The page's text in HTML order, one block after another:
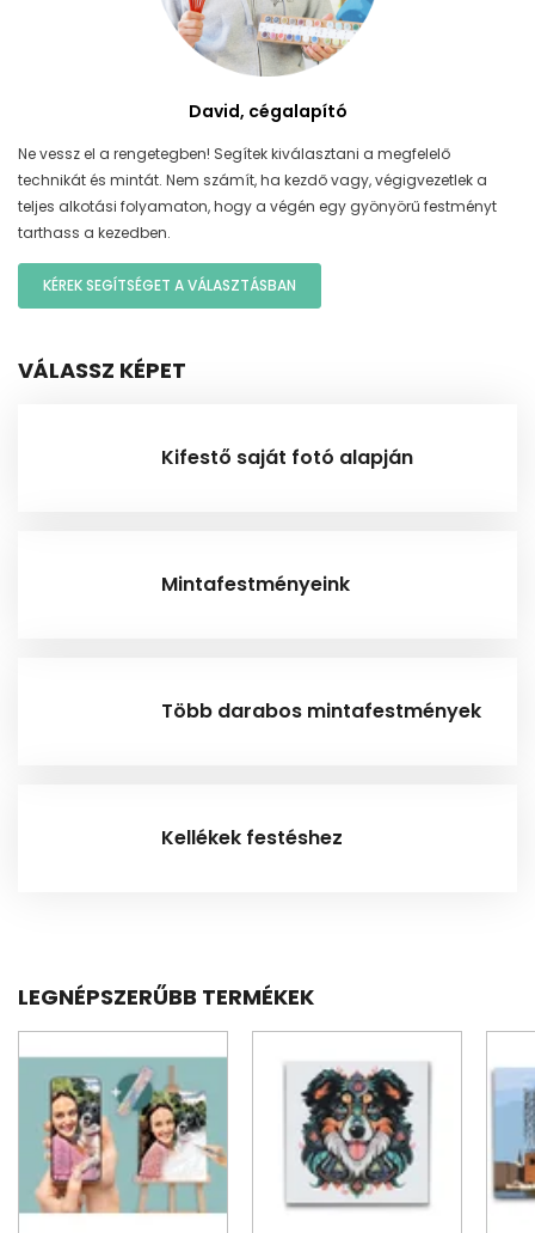
David, cégalapító
Ne vessz el a rengetegben! Segítek kiválasztani a megfelelő
technikát és mintát. Nem számít, ha kezdő vagy, végigvezetlek a
teljes alkotási folyamaton, hogy a végén egy gyönyörű festményt
tarthass a kezedben.
KÉREK SEGÍTSÉGET A VÁLASZTÁSBAN
VÁLASSZ KÉPET
Kifestő saját fotó alapján
Mintafestményeink
Több darabos mintafestmények
Kellékek festéshez
LEGNÉPSZERŰBB TERMÉKEK